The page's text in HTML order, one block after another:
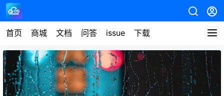
首页 商城 文档 问答 issue 下载